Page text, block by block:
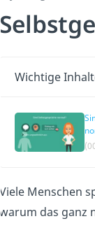
Wichtige
Viele Menschen
warum das ganz